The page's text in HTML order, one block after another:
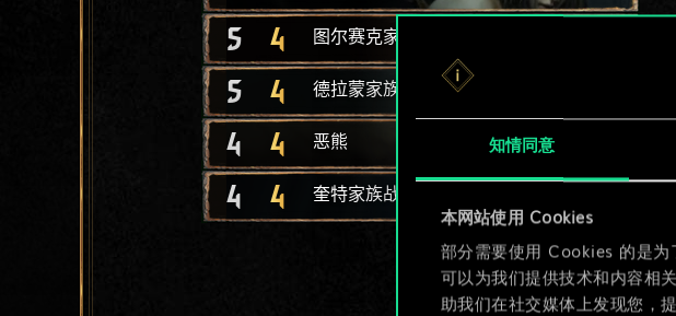
知情同意
本网站使用 Cookies
部分需要使用 Cookies 的是为
可以为我们提供技术和内容相
助我们在社交媒体上发现您，
5 4 图尔赛克家族入侵者
5 4 德拉蒙家族狂战士
4 4 恶熊
4 4 奎特家族战士